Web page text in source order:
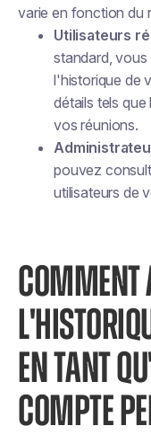
varie en fonction du
Utilisateurs
standard,
l'historique de
détails tels que
vos réunions.
pouvez
utilisateurs de
COMMENT
EN TANT
COMPTE